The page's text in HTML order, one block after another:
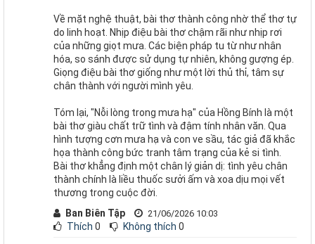
Về mặt nghệ thuật, bài thơ thành công nhờ thể thơ tự
do linh hoạt. Nhịp điệu bài thơ chậm rãi như nhịp rơi
của những giọt mưa. Các biện pháp tu từ như nhân
hóa, so sánh được sử dụng tự nhiên, không gượng ép.
Giọng điệu bài thơ giống như một lời thủ thỉ, tâm sự
chân thành với người mình yêu.
Tóm lại, "Nỗi lòng trong mưa hạ" của Hồng Bính là một
bài thơ giàu chất trữ tình và đậm tính nhân văn. Qua
hình tượng cơn mưa hạ và con ve sầu, tác giả đã khắc
họa thành công bức tranh tâm trạng của kẻ si tình.
Bài thơ khẳng định một chân lý giản dị: tình yêu chân
thành chính là liều thuốc sưởi ấm và xoa dịu mọi vết
thương trong cuộc đời.
Ban Biên Tập
21/06/2026 10:03
Thích 0 Không thích 0